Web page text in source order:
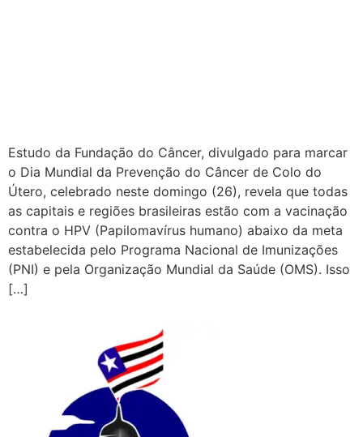
Estudo da Fundação do Câncer, divulgado para marcar
o Dia Mundial da Prevenção do Câncer de Colo do
Útero, celebrado neste domingo (26), revela que todas
as capitais e regiões brasileiras estão com a vacinação
contra o HPV (Papilomavírus humano) abaixo da meta
estabelecida pelo Programa Nacional de Imunizações
(PNI) e pela Organização Mundial da Saúde (OMS). Isso
[…]